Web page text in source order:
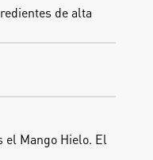
de alta
el Mango Hielo. El